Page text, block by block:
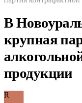
В
крупная
продукции
R